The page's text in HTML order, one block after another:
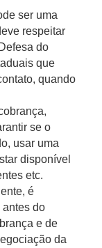
ser uma
respeitar
do
que
quando
se o
usar uma
disponível
etc.
é
antes do
e de
da